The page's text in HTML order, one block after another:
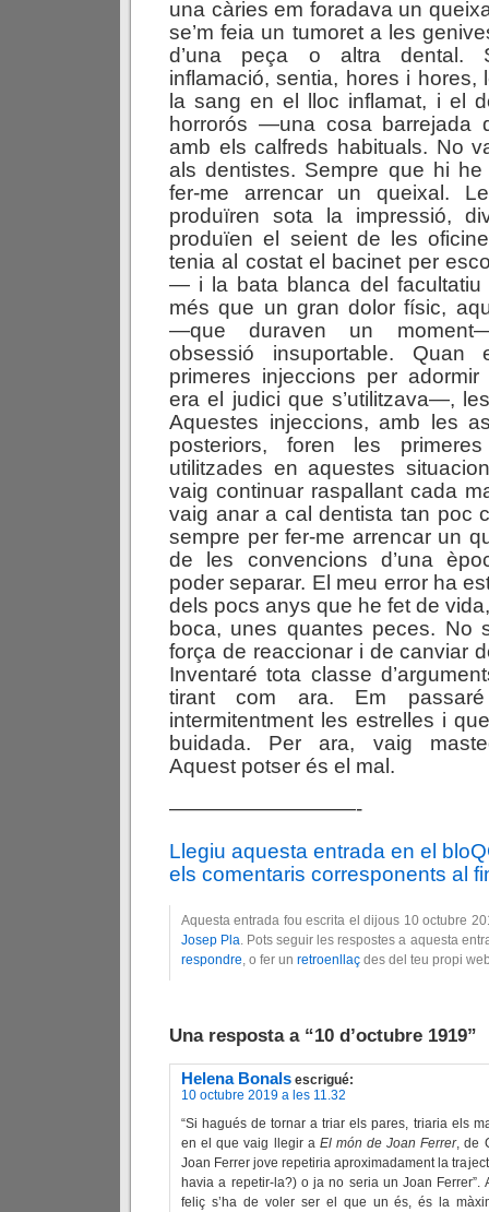
una càries em foradava un
se’m feia un tumoret a les
d’una peça o altra dental.
inflamació, sentia, hores i hores,
la sang en el lloc inflamat, i el
horrorós —una cosa barrejada
amb els calfreds habituals. No
als dentistes. Sempre que hi
fer-me arrencar un queixal.
produïren sota la impressió,
produïen el seient de les
tenia al costat el bacinet per
— i la bata blanca del facultatiu
més que un gran dolor físic,
—que duraven un
obsessió insuportable. Quan
primeres injeccions per
era el judici que s’utilitzava—,
Aquestes injeccions, amb les
posteriors, foren les
utilitzades en aquestes
vaig continuar raspallant cada
vaig anar a cal dentista tan poc
sempre per fer-me arrencar un
de les convencions d’una
poder separar. El meu error ha
dels pocs anys que he fet de
boca, unes quantes peces. No
força de reaccionar i de canviar
Inventaré tota classe
tirant com ara. Em
intermitentment les estrelles i
buidada. Per ara, vaig
Aquest potser és el mal.
—————————-
Llegiu aquesta entrada en el
els comentaris corresponents al
Aquesta entrada fou escrita el dijous 10 octubre
Josep Pla . Pots seguir les respostes a aquesta
respondre , o fer un retroenllaç des del teu propi
Una resposta a “10 d’octubre 1919”
Helena Bonals escrigué:
10 octubre 2019 a les 11.32
“Si hagués de tornar a triar els pares, triaria els
en el que vaig llegir a El món de Joan Ferrer, de
Joan Ferrer jove repetiria aproximadament la
havia a repetir-la?) o ja no seria un Joan Ferrer”.
feliç s’ha de voler ser el que un és, és la